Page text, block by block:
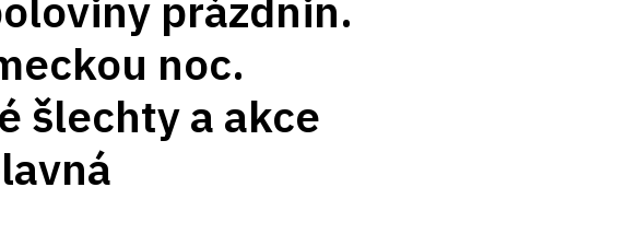
noc.
šlechty a akce